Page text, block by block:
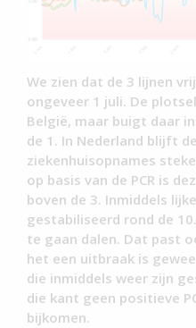
We zien dat de 3 lijnen
ongeveer 1 juli. De
België, maar buigt daar
de 1. In Nederland blijft
ziekenhuisopnames
op basis van de PCR is
boven de 3. Inmiddels
gestabiliseerd rond de
te gaan dalen. Dat past
het een uitbraak is
die inmiddels weer zijn
die kant geen positieve
bijkomen.